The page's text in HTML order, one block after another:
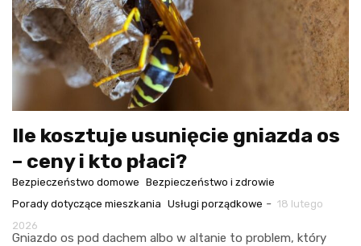
Ile kosztuje usunięcie gniazda os
– ceny i kto płaci?
Bezpieczeństwo domowe Bezpieczeństwo i zdrowie
Porady dotyczące mieszkania Usługi porządkowe - 18 lutego
2026
Gniazdo os pod dachem albo w altanie to problem, który